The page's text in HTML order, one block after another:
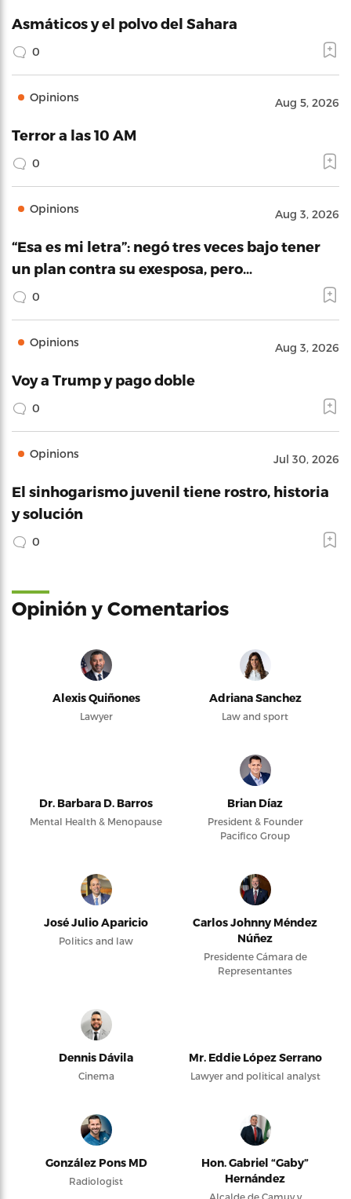
Asmáticos y el polvo del Sahara
0
Opinions Aug 5, 2026
Terror a las 10 AM
0
Opinions Aug 3, 2026
“Esa es mi letra”: negó tres veces bajo tener
un plan contra su exesposa, pero…
0
Opinions Aug 3, 2026
Voy a Trump y pago doble
0
Opinions Jul 30, 2026
El sinhogarismo juvenil tiene rostro, historia
y solución
0
Opinión y Comentarios
Alexis Quiñones
Lawyer
Adriana Sanchez
Law and sport
Dr. Barbara D. Barros
Mental Health & Menopause
Brian Díaz
President & Founder
Pacifico Group
José Julio Aparicio
Politics and law
Carlos Johnny Méndez
Núñez
Presidente Cámara de
Representantes
Dennis Dávila
Cinema
Mr. Eddie López Serrano
Lawyer and political analyst
González Pons MD
Radiologist
Hon. Gabriel “Gaby”
Hernández
Alcalde de Camuy y